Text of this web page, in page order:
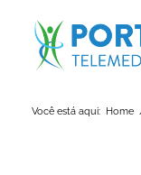
Você está aqui: Home